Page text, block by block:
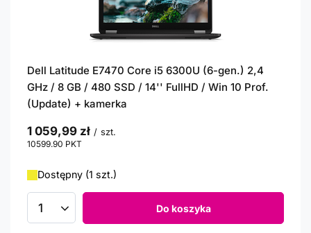
Dell Latitude E7470 Core i5 6300U (6-gen.) 2,4
GHz / 8 GB / 480 SSD / 14'' FullHD / Win 10 Prof.
(Update) + kamerka
1 059,99 zł / szt.
10599.90 PKT
Dostępny (1 szt.)
Ilość produktów Do koszyka